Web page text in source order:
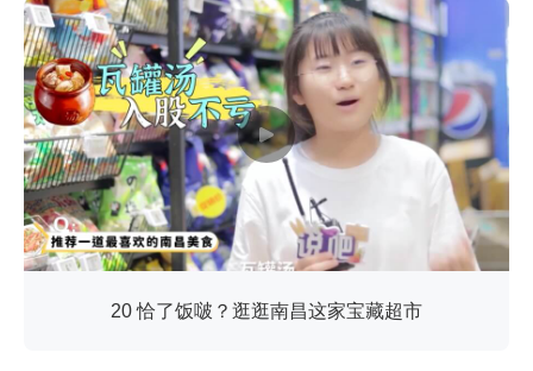
20 恰了饭啵？逛逛南昌这家宝藏超市